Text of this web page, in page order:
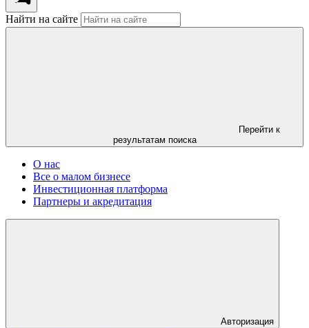
Найти на сайте
Перейти к
результатам поиска
О нас
Все о малом бизнесе
Инвестиционная платформа
Партнеры и акредитация
Авторизация